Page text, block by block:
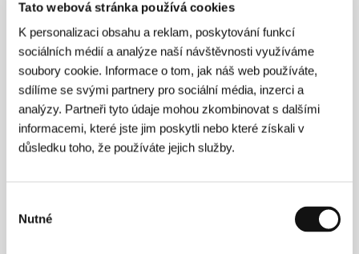
Tato webová stránka používá cookies
K personalizaci obsahu a reklam, poskytování funkcí
sociálních médií a analýze naší návštěvnosti využíváme
soubory cookie. Informace o tom, jak náš web používáte,
sdílíme se svými partnery pro sociální média, inzerci a
analýzy. Partneři tyto údaje mohou zkombinovat s dalšími
informacemi, které jste jim poskytli nebo které získali v
důsledku toho, že používáte jejich služby.
souhlasu
Nutné